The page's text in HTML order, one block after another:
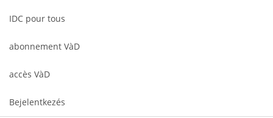
IDC pour tous
abonnement VàD
accès VàD
Bejelentkezés